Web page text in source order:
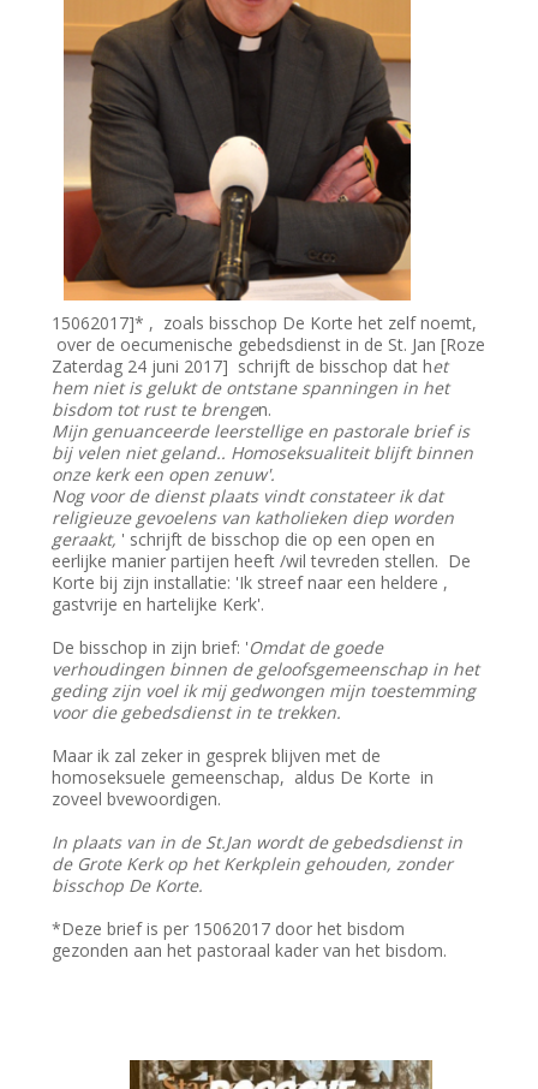
15062017]* , zoals bisschop De Korte het zelf noemt,
over de oecumenische gebedsdienst in de St. Jan [Roze
Zaterdag 24 juni 2017] schrijft de bisschop dat het
hem niet is gelukt de ontstane spanningen in het
bisdom tot rust te brengen.
Mijn genuanceerde leerstellige en pastorale brief is
bij velen niet geland.. Homoseksualiteit blijft binnen
onze kerk een open zenuw'.
Nog voor de dienst plaats vindt constateer ik dat
religieuze gevoelens van katholieken diep worden
geraakt, ' schrijft de bisschop die op een open en
eerlijke manier partijen heeft /wil tevreden stellen. De
Korte bij zijn installatie: 'Ik streef naar een heldere ,
gastvrije en hartelijke Kerk'.
De bisschop in zijn brief: 'Omdat de goede
verhoudingen binnen de geloofsgemeenschap in het
geding zijn voel ik mij gedwongen mijn toestemming
voor die gebedsdienst in te trekken.
Maar ik zal zeker in gesprek blijven met de
homoseksuele gemeenschap, aldus De Korte in
zoveel bvewoordigen.
In plaats van in de St.Jan wordt de gebedsdienst in
de Grote Kerk op het Kerkplein gehouden, zonder
bisschop De Korte.
*Deze brief is per 15062017 door het bisdom
gezonden aan het pastoraal kader van het bisdom.